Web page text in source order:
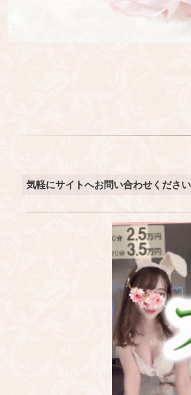
気軽にサイトへお問い合わせください